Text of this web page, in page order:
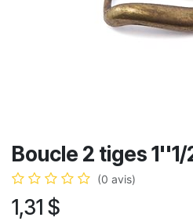
Boucle 2 tiges
(0 avis)
1,31 $